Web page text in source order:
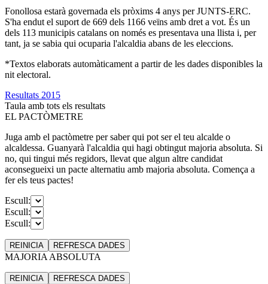
Fonollosa estarà governada els pròxims 4 anys per JUNTS-ERC.
S'ha endut el suport de 669 dels 1166 veïns amb dret a vot. És un
dels 113 municipis catalans on només es presentava una llista i, per
tant, ja se sabia qui ocuparia l'alcaldia abans de les eleccions.
*Textos elaborats automàticament a partir de les dades disponibles la
nit electoral.
Resultats 2015
Taula amb tots els resultats
EL PACTÒMETRE
Juga amb el pactòmetre per saber qui pot ser el teu alcalde o
alcaldessa. Guanyarà l'alcaldia qui hagi obtingut majoria absoluta. Si
no, qui tingui més regidors, llevat que algun altre candidat
aconsegueixi un pacte alternatiu amb majoria absoluta. Comença a
fer els teus pactes!
Escull:
Escull:
Escull:
REINICIA REFRESCA DADES
MAJORIA ABSOLUTA
REINICIA REFRESCA DADES